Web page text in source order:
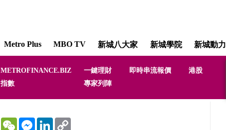
Metro Plus MBO TV 新城八大家 新城學院 新城動力
METROFINANCE.BIZ 一鍵理財 即時串流報價
港股
指數 專家列陣
道指納指話你知 [Pulse of the Indexes]
WhatsAppWeChat MessengerLinkedIn